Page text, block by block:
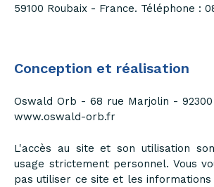
59100 Roubaix - France. Téléphone :
Conception et réalisation
Oswald Orb - 68 rue Marjolin -
www.oswald-orb.fr
L'accès au site et son utilisation
usage strictement personnel. Vous
pas utiliser ce site et les informations